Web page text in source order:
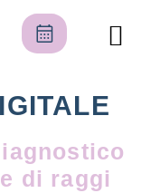
di raggi